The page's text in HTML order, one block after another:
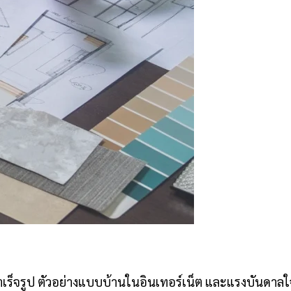
จรูป ตัวอย่างแบบบ้านในอินเทอร์เน็ต และแรงบันดาล